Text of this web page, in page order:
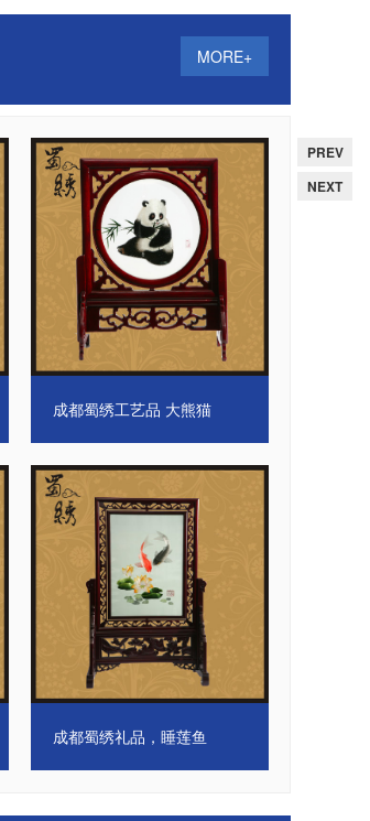
MORE+
成都蜀绣工艺品 大熊猫
成都蜀绣礼品，睡莲鱼
成都蜀绣披肩批发
PREV
NEXT